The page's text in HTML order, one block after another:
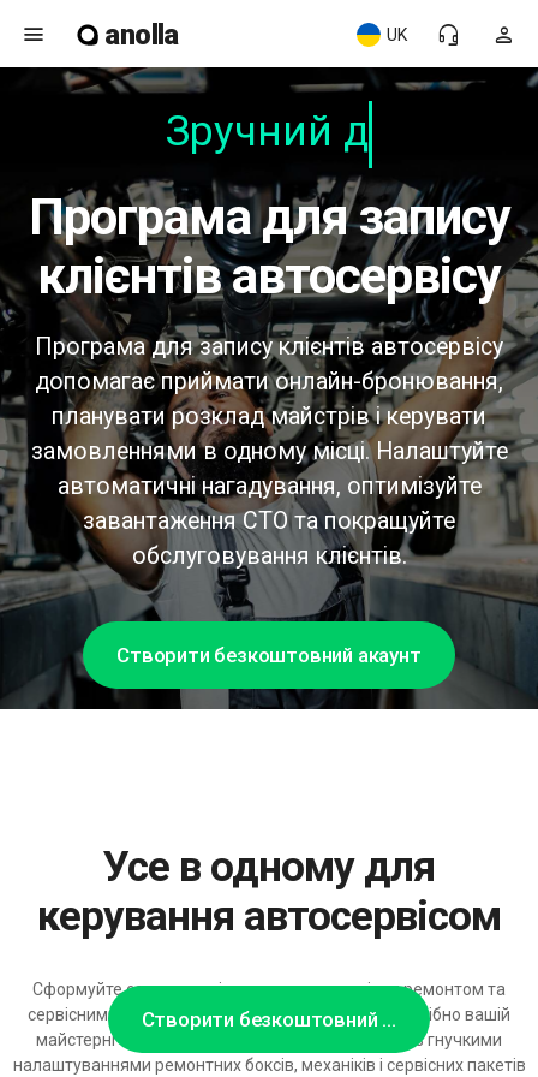
menu anolla person
headset_mic
UK
Зручний для
Програма для запису
клієнтів автосервісу
Програма для запису клієнтів автосервісу
допомагає приймати онлайн-бронювання,
планувати розклад майстрів і керувати
замовленнями в одному місці. Налаштуйте
автоматичні нагадування, оптимізуйте
завантаження СТО та покращуйте
обслуговування клієнтів.
Створити безкоштовний акаунт
Створити безкоштовний акаунт
Усе в одному для
керування автосервісом
Сформуйте саме таке рішення для управління ремонтом та
сервісними роботами автомобілів, яке дійсно потрібно вашій
майстерні — модульна платформа бронювання з гнучкими
налаштуваннями ремонтних боксів, механіків і сервісних пакетів